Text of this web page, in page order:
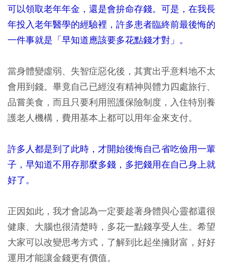
可以領取老年年金，還是會拚命存錢。可是，在我長
年投入老年醫學的經驗裡，許多患者臨終前最後悔的
一件事就是「早知道應該要多花點錢才對」。
當身體變虛弱、失智症惡化後，其實出乎意料地不太
會用到錢。畢竟自己已經沒有精神與體力四處旅行、
品嘗美食，而且只要利用照護保險制度，入住特別養
護老人機構，費用基本上都可以用年金來支付。
許多人都是到了此時，才開始後悔自己省吃儉用一輩
子，早知道不用存那麼多錢，多把錢用在自己身上就
好了。
正因如此，我才會認為一定要趁著身體與心靈都還很
健康、大腦也很清楚時，多花一點錢享受人生。希望
大家可以改變思考方式，了解到比起坐擁財富，好好
運用才能讓金錢更有價值。